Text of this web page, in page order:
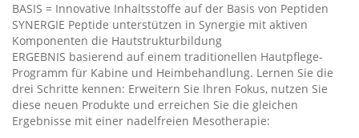
BASIS = Innovative Inhaltsstoffe auf der Basis von Peptiden
SYNERGIE Peptide unterstützen in Synergie mit aktiven
Komponenten die Hautstrukturbildung
ERGEBNIS basierend auf einem traditionellen Hautpflege-
Programm für Kabine und Heimbehandlung. Lernen Sie die
drei Schritte kennen: Erweitern Sie Ihren Fokus, nutzen Sie
diese neuen Produkte und erreichen Sie die gleichen
Ergebnisse mit einer nadelfreien Mesotherapie: